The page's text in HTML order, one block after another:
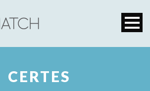
CERTES